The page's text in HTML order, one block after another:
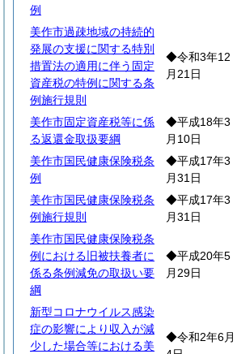
例
美作市過疎地域の持続的
発展の支援に関する特別
措置法の適用に伴う固定
資産税の特例に関する条
例施行規則
◆令和3年12
月21日
美作市固定資産税等に係
る返還金取扱要綱
◆平成18年3
月10日
美作市国民健康保険税条
例
◆平成17年3
月31日
美作市国民健康保険税条
例施行規則
◆平成17年3
月31日
美作市国民健康保険税条
例における旧被扶養者に
係る条例減免の取扱い要
綱
◆平成20年5
月29日
新型コロナウイルス感染
症の影響により収入が減
少した場合等における美
◆令和2年6月